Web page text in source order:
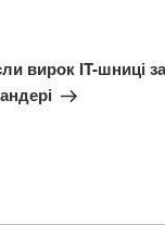
вирок IT-шниці